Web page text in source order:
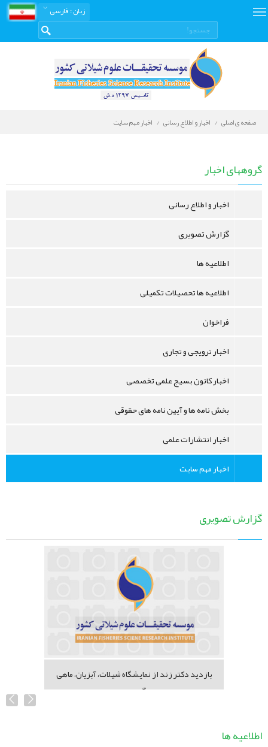
زبان: فارسی
صفحه ی اصلی اخبار و اطلاع رسانی اخبار مهم سایت
و
اطلاع
رسانی
گروههای اخبار
اخبار و اطلاع رسانی
گزارش تصویری
اطلاعیه ها
اطلاعیه ها تحصیلات تکمیلی
فراخوان
اخبار ترویجی و تجاری
اخبار کانون بسیج علمی تخصصی
بخش نامه ها و آیین نامه های حقوقی
اخبار انتشارات علمی
اخبار مهم سایت
گزارش تصویری
بازدید دکتر زند از نمایشگاه شیلات، آبزیان، ماهی
گیری...
اطلاعیه ها